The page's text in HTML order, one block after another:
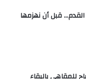
قبل أن نهزمها
للمقاهي بالبقاء